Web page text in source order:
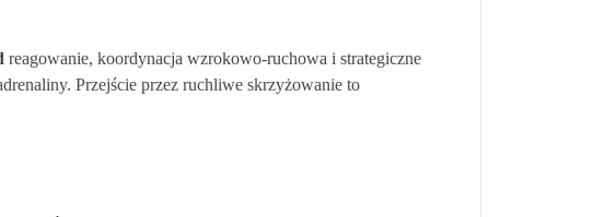
reagowanie, koordynacja wzrokowo-ruchowa i strategiczne
Przejście przez ruchliwe skrzyżowanie to